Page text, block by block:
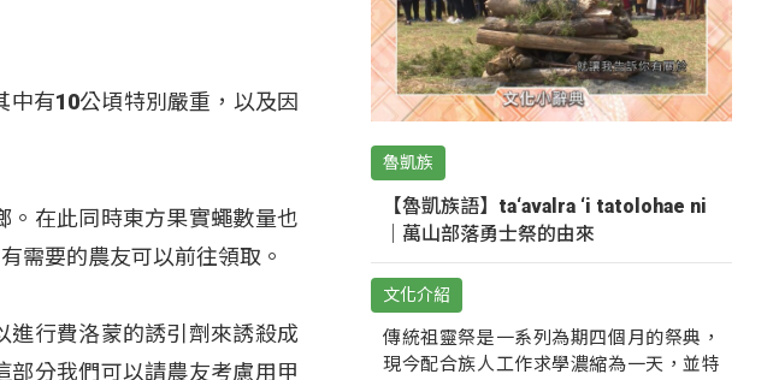
有10公頃特別嚴重，以及因
。在此同時東方果實蠅數量也
需要的農友可以前往領取。
進行費洛蒙的誘引劑來誘殺成
分我們可以請農友考慮用甲
魯凱族
【魯凱族語】ta‘avalra ‘i tatolohae ni
｜萬山部落勇士祭的由來
文化介紹
傳統祖靈祭是一系列為期四個月的祭典，
現今配合族人工作求學濃縮為一天，並特